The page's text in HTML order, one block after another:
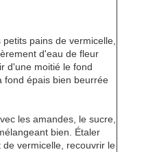
pains de vermicelle,
d'eau de fleur
d'une moitié le fond
fond épais bien beurrée
les amandes, le sucre,
bien. Étaler
vermicelle, recouvrir le